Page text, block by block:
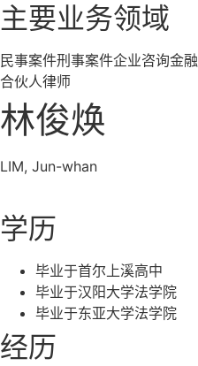
主要业务领域
民事案件刑事案件企业咨询金融
合伙人律师
林俊焕
LIM, Jun-whan
学历
毕业于首尔上溪高中
毕业于汉阳大学法学院
毕业于东亚大学法学院
经历